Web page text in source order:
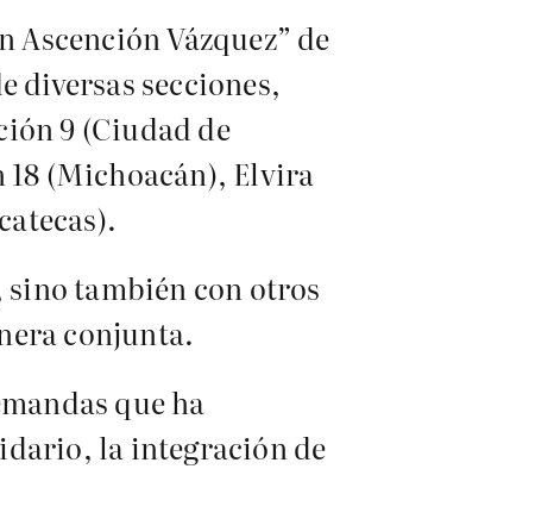
Vázquez” de
diversas secciones,
9 (Ciudad de
18 (Michoacán), Elvira
también con otros
conjunta.
que ha
la integración de